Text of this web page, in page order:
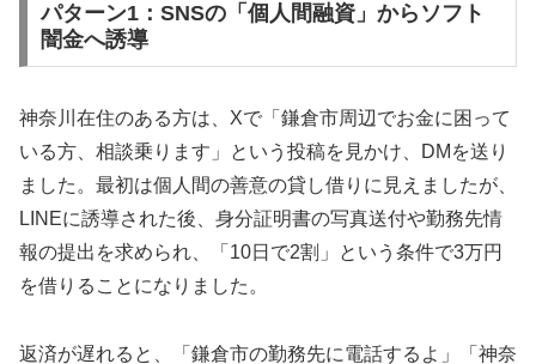
パターン1：SNSの「個人間融資」からソフト
闇金へ誘導
神奈川在住のある方は、Xで「鎌倉市周辺でお金に困って
いる方、相談乗ります」という投稿を見かけ、DMを送り
ました。最初は個人間の善意の貸し借りに見えましたが、
LINEに誘導された後、身分証明書の写真送付や勤務先情
報の提出を求められ、「10日で2割」という条件で3万円
を借りることになりました。
返済が遅れると、「鎌倉市の勤務先に電話するよ」「神奈